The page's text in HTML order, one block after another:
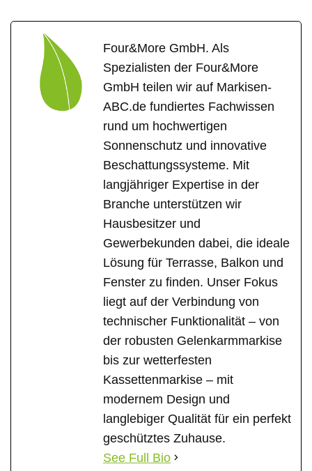
Four&More GmbH. Als
Spezialisten der Four&More
GmbH teilen wir auf Markisen-
ABC.de fundiertes Fachwissen
rund um hochwertigen
Sonnenschutz und innovative
Beschattungssysteme. Mit
langjähriger Expertise in der
Branche unterstützen wir
Hausbesitzer und
Gewerbekunden dabei, die ideale
Lösung für Terrasse, Balkon und
Fenster zu finden. Unser Fokus
liegt auf der Verbindung von
technischer Funktionalität – von
der robusten Gelenkarmmarkise
bis zur wetterfesten
Kassettenmarkise – mit
modernem Design und
langlebiger Qualität für ein perfekt
geschütztes Zuhause.
See Full Bio